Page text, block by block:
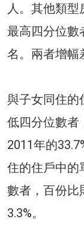
人。其他類
最高四分位數
名。兩者增幅
與子女同住的
低四分位數者
2011年的
住的住戶中的
數者，百份比
3.3%。